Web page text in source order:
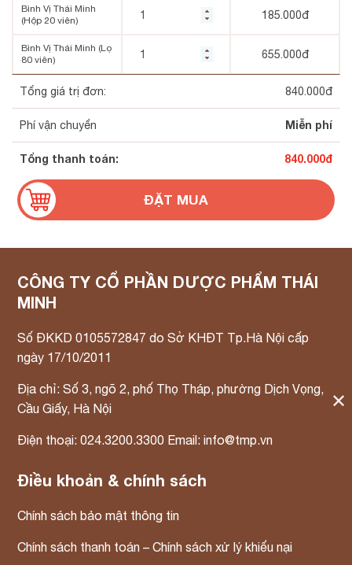
Bình Vị Thái Minh
(Hộp 20 viên)
Bình Vị Thái Minh (Lọ
80 viên)
185.000đ
655.000đ
Tổng giá trị đơn: 840.000đ
Phí vận chuyển Miễn phí
Tổng thanh toán: 840.000đ
CÔNG TY CỔ PHẦN DƯỢC PHẨM THÁI
MINH
Số ĐKKD 0105572847 do Sở KHĐT Tp.Hà Nội cấp
ngày 17/10/2011
Địa chỉ: Số 3, ngõ 2, phố Thọ Tháp, phường Dịch Vọng,
Cầu Giấy, Hà Nội
Điện thoại: 024.3200.3300 Email: info@tmp.vn
Điều khoản & chính sách
Chính sách bảo mật thông tin
Chính sách thanh toán – Chính sách xử lý khiếu nại
✕